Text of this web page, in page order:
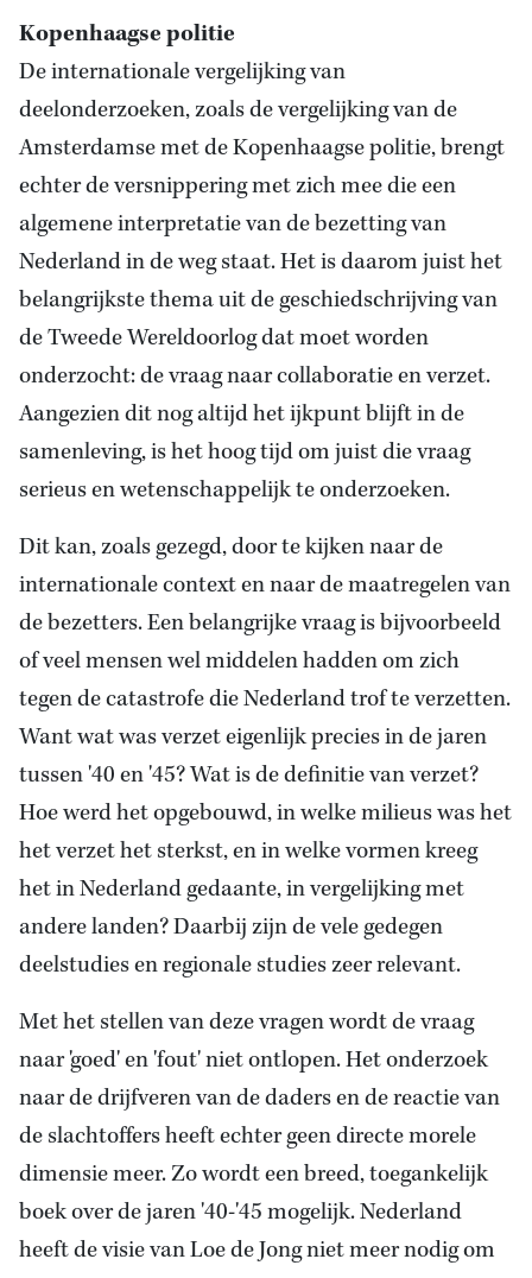
Kopenhaagse politie
De internationale vergelijking van
deelonderzoeken, zoals de vergelijking van de
Amsterdamse met de Kopenhaagse politie, brengt
echter de versnippering met zich mee die een
algemene interpretatie van de bezetting van
Nederland in de weg staat. Het is daarom juist het
belangrijkste thema uit de geschiedschrijving van
de Tweede Wereldoorlog dat moet worden
onderzocht: de vraag naar collaboratie en verzet.
Aangezien dit nog altijd het ijkpunt blijft in de
samenleving, is het hoog tijd om juist die vraag
serieus en wetenschappelijk te onderzoeken.
Dit kan, zoals gezegd, door te kijken naar de
internationale context en naar de maatregelen van
de bezetters. Een belangrijke vraag is bijvoorbeeld
of veel mensen wel middelen hadden om zich
tegen de catastrofe die Nederland trof te verzetten.
Want wat was verzet eigenlijk precies in de jaren
tussen '40 en '45? Wat is de definitie van verzet?
Hoe werd het opgebouwd, in welke milieus was het
het verzet het sterkst, en in welke vormen kreeg
het in Nederland gedaante, in vergelijking met
andere landen? Daarbij zijn de vele gedegen
deelstudies en regionale studies zeer relevant.
Met het stellen van deze vragen wordt de vraag
naar 'goed' en 'fout' niet ontlopen. Het onderzoek
naar de drijfveren van de daders en de reactie van
de slachtoffers heeft echter geen directe morele
dimensie meer. Zo wordt een breed, toegankelijk
boek over de jaren '40-'45 mogelijk. Nederland
heeft de visie van Loe de Jong niet meer nodig om